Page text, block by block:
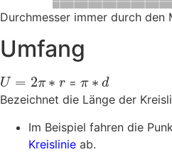
Durchmesser immer durch den
Umfang
U = 2π ∗ r =π ∗ d
Bezeichnet die Länge der
Im Beispiel fahren die
Kreislinie ab.